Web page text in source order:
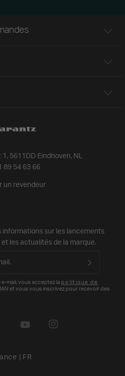
5611DD Eindhoven, NL
89 54 63 66
un revendeur
informations sur les lancements
les actualités de la marque.
mail, vous acceptez la politique de
et vous vous inscrivez pour recevoir des
FR